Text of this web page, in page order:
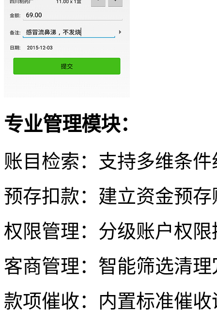
专业管理模块：
账目检索：支持多维条
预存扣款：建立资金预
权限管理：分级账户权
客商管理：智能筛选清
款项催收：内置标准催